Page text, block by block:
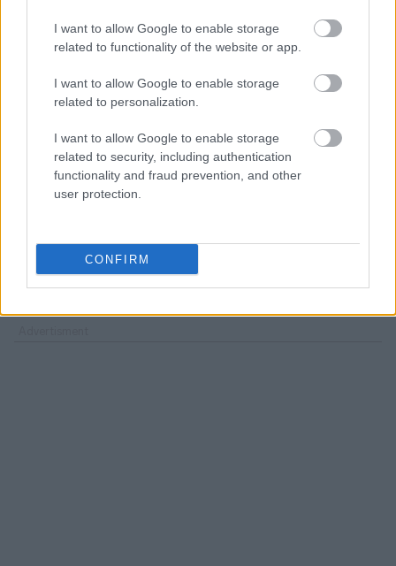
I want to allow Google to enable storage
related to functionality of the website or app.
I want to allow Google to enable storage
related to personalization.
I want to allow Google to enable storage
related to security, including authentication
functionality and fraud prevention, and other
user protection.
CONFIRM
Ακολουθήστε το insider.gr στο Google News
πρώτοι όλες τιςειδήσειςαπό την Ελλάδα και τον κόσμο.